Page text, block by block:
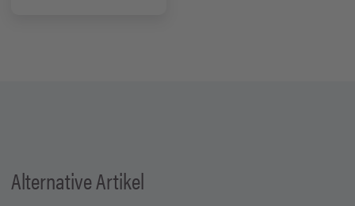
Alternative Artikel